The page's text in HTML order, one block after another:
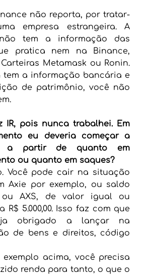
não reporta, por tratar-
empresa estrangeira. A
tem a informação das
pratica nem na Binance,
Metamask ou Ronin.
tem a informação bancária e
de patrimônio, você não
IR, pois nunca trabalhei. Em
eu deveria começar a
a partir de quanto em
ou quanto em saques?
Você pode cair na situação
Axie por exemplo, ou saldo
ou AXS, de valor igual ou
R$ 5.000,00. Isso faz com que
obrigado a lançar na
de bens e direitos, código
exemplo acima, você precisa
renda para tanto, o que o